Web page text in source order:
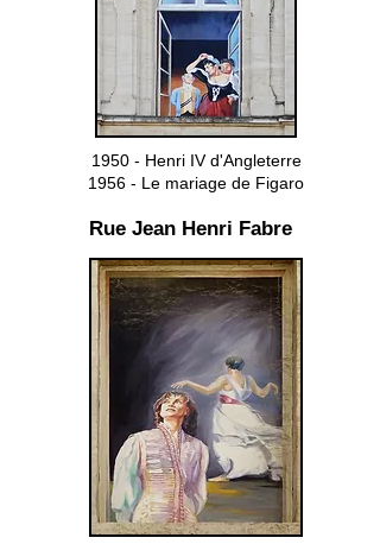
1950 - Henri IV d'Angleterre
1956 - Le mariage de Figaro
Rue Jean Henri Fabre